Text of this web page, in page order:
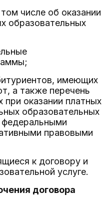
числе об оказании
образовательных
имеющих
а также перечень
при оказании платных
образовательных
федеральными
правовыми
к договору и
услуге.
договора